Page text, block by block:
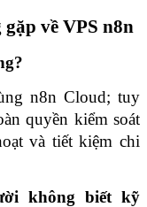
về VPS n8n
n8n Cloud; tuy
quyền kiểm soát
và tiết kiệm chi
không biết kỹ